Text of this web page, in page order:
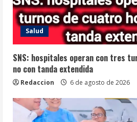
Salud
SNS: hospitales operan con tres
no con tanda extendida
Redaccion 6 de agosto de 2026